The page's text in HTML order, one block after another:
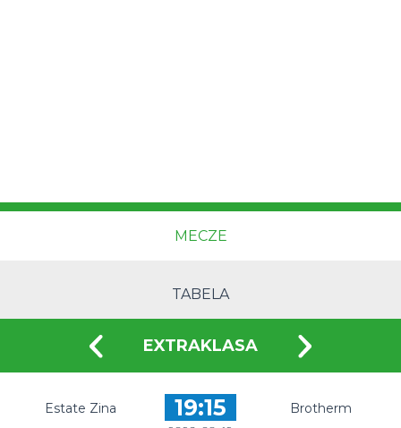
MECZE
TABELA
EXTRAKLASA
Estate Zina 19:15 Brotherm